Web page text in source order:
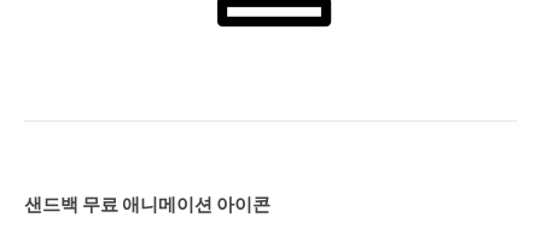
샌드백 무료 애니메이션 아이콘